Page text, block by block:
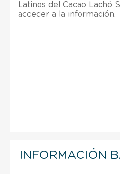
Latinos del Cacao Lachó
acceder a la información.
INFORMACIÓN